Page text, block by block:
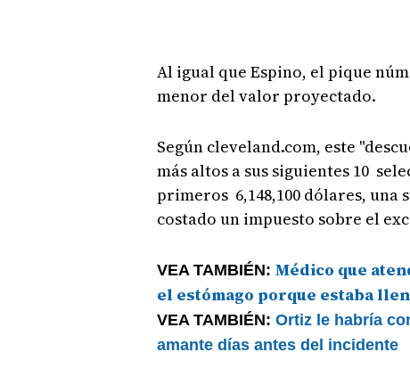
Al igual que Espino, el pique
menor del valor proyectado.
Según cleveland.com, este
más altos a sus siguientes 10
primeros 6,148,100 dólares, una
costado un impuesto sobre el
VEA TAMBIÉN: Médico que
el estómago porque estaba
VEA TAMBIÉN: Ortiz le habría
amante días antes del incidente